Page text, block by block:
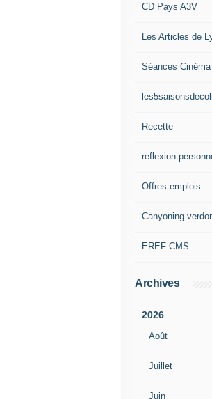
CD Pays A3V
Les Articles de
Séances
Recette
reflexion-
Offres-emplois
Canyoning-
EREF-CMS
Archives
2026
Août
Juillet
Juin